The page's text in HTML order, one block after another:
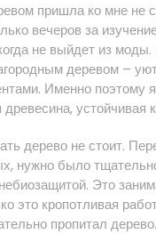
пришла ко мне не
вечеров за
не выйдет из
деревом –
Именно поэтому
древесина, устойчивая
дерево не стоит.
нужно было
Это
это кропотливая
пропитал дерево.